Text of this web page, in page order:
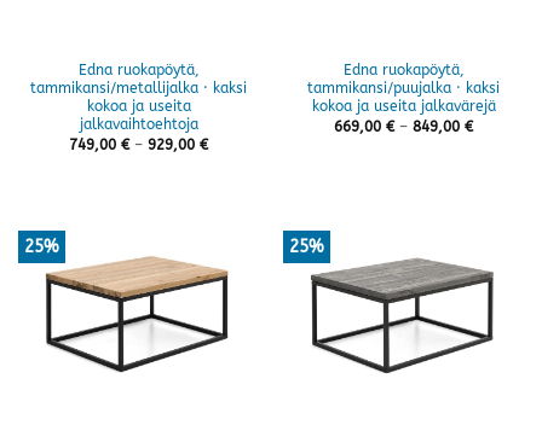
Edna ruokapöytä,
tammikansi/metallijalka · kaksi
kokoa ja useita
jalkavaihtoehtoja
749,00 € – 929,00 €Hintaluokka:
Edna ruokapöytä,
tammikansi/puujalka · kaksi
kokoa ja useita jalkavärejä
669,00 € – 849,00 €
25% 25%